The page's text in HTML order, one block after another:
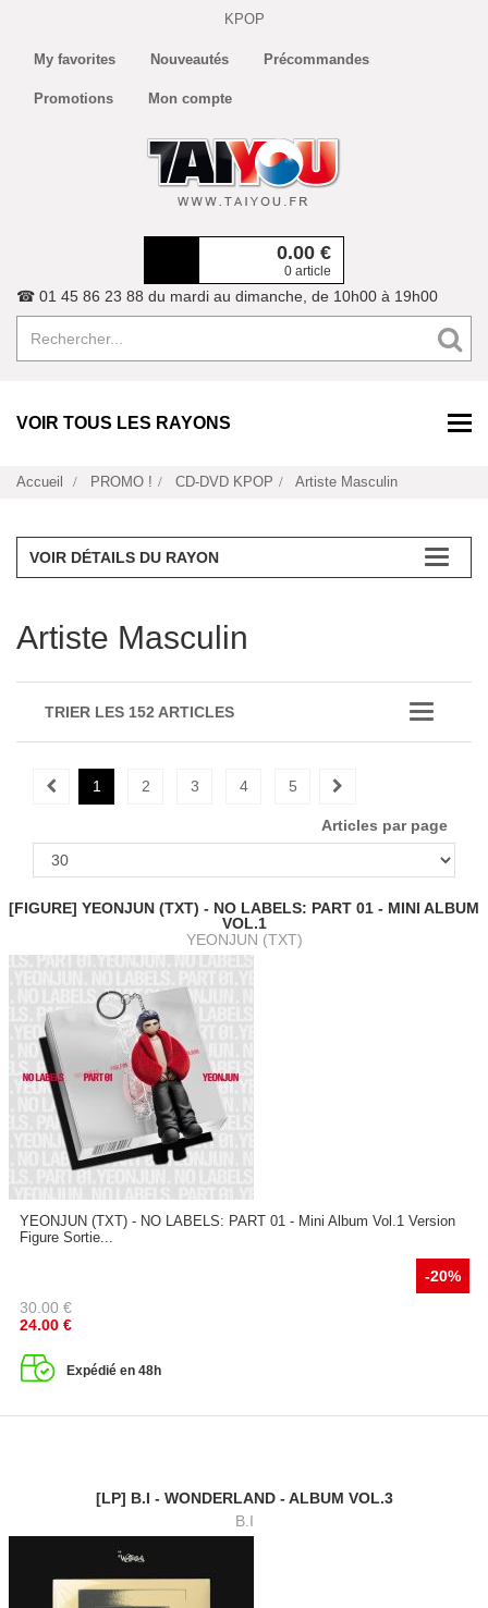
KPOP
My favorites Nouveautés Précommandes
Promotions Mon compte
0.00 €
0 article
☎ 01 45 86 23 88 du mardi au dimanche, de 10h00 à 19h00
VOIR TOUS LES RAYONS
Accueil PROMO ! CD-DVD KPOP Artiste Masculin
VOIR DÉTAILS DU RAYON
Artiste Masculin
TRIER LES 152 ARTICLES
1 2 3 4 5
Articles par page
[FIGURE] YEONJUN (TXT) - NO LABELS: PART 01 - MINI ALBUM
VOL.1
YEONJUN (TXT)
YEONJUN (TXT) - NO LABELS: PART 01 - Mini Album Vol.1 Version
Figure Sortie...
-20%
30.00 €
24.00 €
Expédié en 48h
[LP] B.I - WONDERLAND - ALBUM VOL.3
B.I